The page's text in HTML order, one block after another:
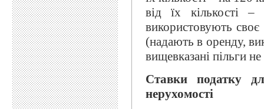
від їх кількості
використовують
(надають в оренду,
вищевказані пільги
Ставки податку
нерухомості